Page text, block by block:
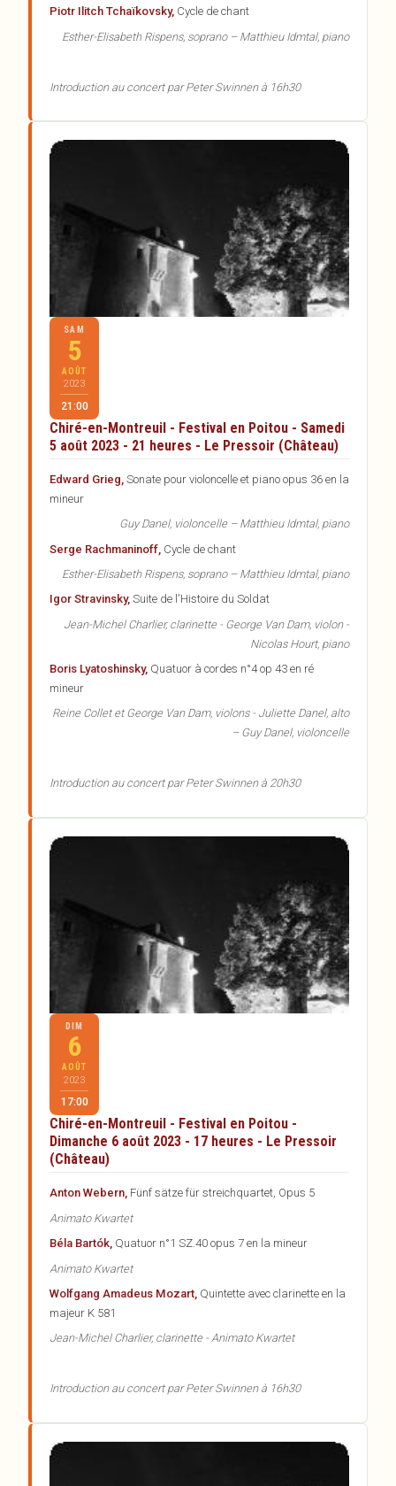
Piotr Ilitch Tchaïkovsky, Cycle de chant
Esther-Elisabeth Rispens, soprano – Matthieu Idmtal, piano
Introduction au concert par Peter Swinnen à 16h30
SAM
5
AOÛT
2023
21:00
Chiré-en-Montreuil - Festival en Poitou - Samedi
5 août 2023 - 21 heures - Le Pressoir (Château)
Edward Grieg, Sonate pour violoncelle et piano opus 36 en la
mineur
Guy Danel, violoncelle – Matthieu Idmtal, piano
Serge Rachmaninoff, Cycle de chant
Esther-Elisabeth Rispens, soprano – Matthieu Idmtal, piano
Igor Stravinsky, Suite de l'Histoire du Soldat
Jean-Michel Charlier, clarinette - George Van Dam, violon -
Nicolas Hourt, piano
Boris Lyatoshinsky, Quatuor à cordes n°4 op 43 en ré
mineur
Reine Collet et George Van Dam, violons - Juliette Danel, alto
– Guy Danel, violoncelle
Introduction au concert par Peter Swinnen à 20h30
DIM
6
AOÛT
2023
17:00
Chiré-en-Montreuil - Festival en Poitou -
Dimanche 6 août 2023 - 17 heures - Le Pressoir
(Château)
Anton Webern, Fünf sätze für streichquartet, Opus 5
Animato Kwartet
Béla Bartók, Quatuor n°1 SZ.40 opus 7 en la mineur
Animato Kwartet
Wolfgang Amadeus Mozart, Quintette avec clarinette en la
majeur K 581
Jean-Michel Charlier, clarinette - Animato Kwartet
Introduction au concert par Peter Swinnen à 16h30